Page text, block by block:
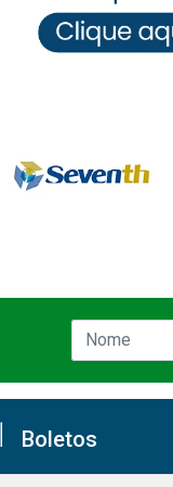
Boletos